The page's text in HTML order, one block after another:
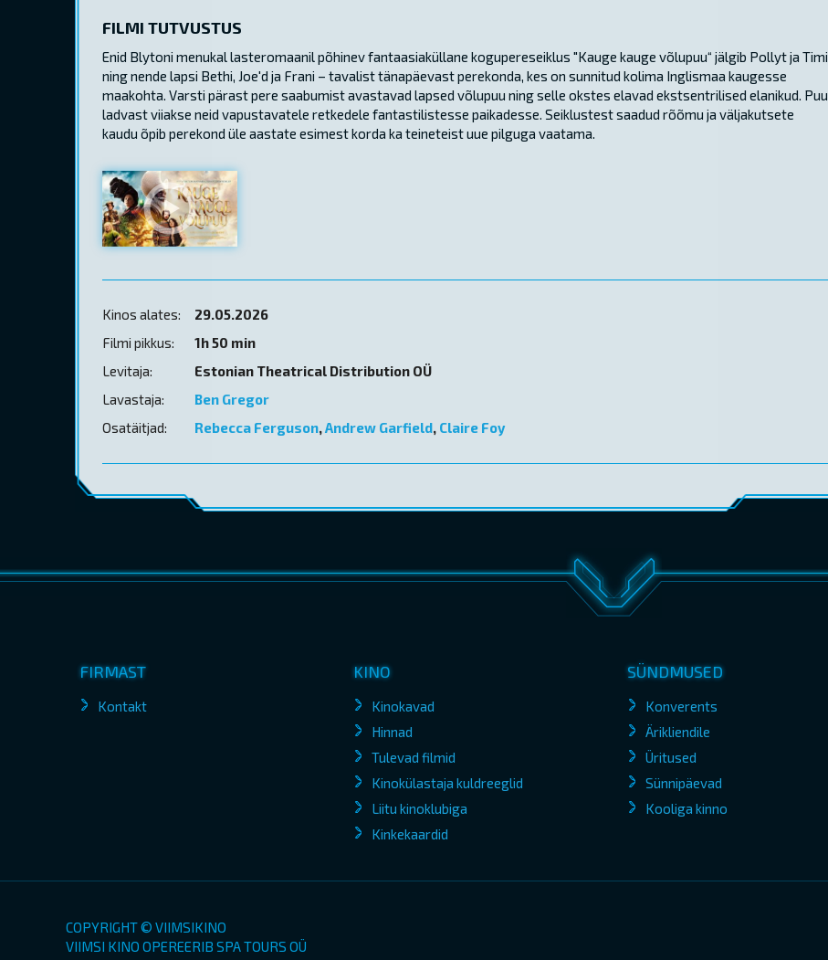
FILMI TUTVUSTUS
Enid Blytoni menukal lasteromaanil põhinev fantaasiaküllane kogupereseiklus "Kauge kauge võlupuu“ jälgib Pollyt ja Timi
ning nende lapsi Bethi, Joe'd ja Frani – tavalist tänapäevast perekonda, kes on sunnitud kolima Inglismaa kaugesse
maakohta. Varsti pärast pere saabumist avastavad lapsed võlupuu ning selle okstes elavad ekstsentrilised elanikud. Puu
ladvast viiakse neid vapustavatele retkedele fantastilistesse paikadesse. Seiklustest saadud rõõmu ja väljakutsete
kaudu õpib perekond üle aastate esimest korda ka teineteist uue pilguga vaatama.
Kinos alates:
29.05.2026
Filmi pikkus:
1h 50 min
Levitaja:
Estonian Theatrical Distribution OÜ
Lavastaja:
Ben Gregor
Osatäitjad:
Rebecca Ferguson,Andrew Garfield, Claire Foy
FIRMAST
Kontakt
KINO
Kinokavad
Hinnad
Tulevad filmid
Kinokülastaja kuldreeglid
Liitu kinoklubiga
Kinkekaardid
SÜNDMUSED
Konverents
Ärikliendile
Üritused
Sünnipäevad
Kooliga kinno
COPYRIGHT © VIIMSIKINO
VIIMSI KINO OPEREERIB SPA TOURS OÜ